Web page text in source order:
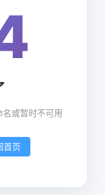
或暂时不可用
首页